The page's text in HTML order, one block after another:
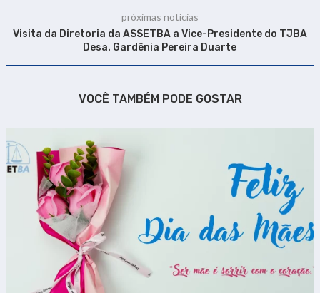
próximas notícias
Visita da Diretoria da ASSETBA a Vice-Presidente do TJBA
Desa. Gardênia Pereira Duarte
VOCÊ TAMBÉM PODE GOSTAR